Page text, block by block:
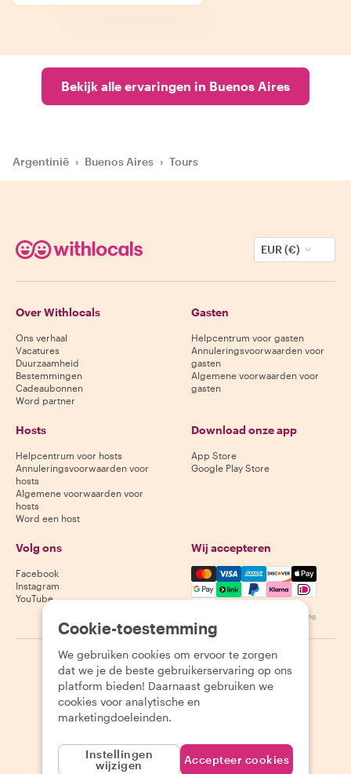
Bekijk alle ervaringen in Buenos Aires
Argentinië › Buenos Aires › Tours
EUR (€)
Over Withlocals
Ons verhaal
Vacatures
Duurzaamheid
Bestemmingen
Cadeaubonnen
Word partner
Gasten
Helpcentrum voor gasten
Annuleringsvoorwaarden voor
gasten
Algemene voorwaarden voor
gasten
Hosts
Helpcentrum voor hosts
Annuleringsvoorwaarden voor
hosts
Algemene voorwaarden voor
hosts
Word een host
Download onze app
App Store
Google Play Store
Volg ons
Facebook
Instagram
YouTube
Wij accepteren
Mastercard, Visa, Amex,
Beschikbaarheid varieert per bestemming
2026 Withlocals.com Privacybeleid Cookies
Cookie-toestemming
We gebruiken cookies om ervoor te zorgen
dat we je de beste gebruikerservaring op ons
platform bieden! Daarnaast gebruiken we
cookies voor analytische en
marketingdoeleinden.
Instellingen
wijzigen
Accepteer cookies